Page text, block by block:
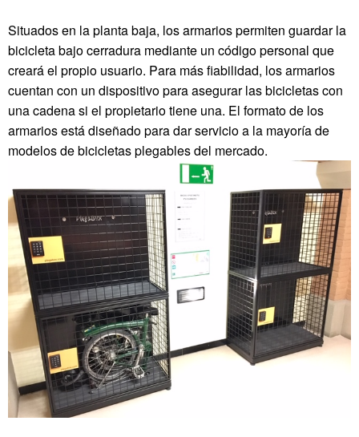
Situados en la planta baja, los armarios permiten guardar la
bicicleta bajo cerradura mediante un código personal que
creará el propio usuario. Para más fiabilidad, los armarios
cuentan con un dispositivo para asegurar las bicicletas con
una cadena si el propietario tiene una. El formato de los
armarios está diseñado para dar servicio a la mayoría de
modelos de bicicletas plegables del mercado.